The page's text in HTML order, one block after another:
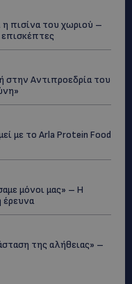
η πισίνα του χωριού –
επισκέπτες
Αντιπροεδρία του
με το Arla Protein Food
μόνοι μας» – Η
έρευνα
της αλήθειας» –